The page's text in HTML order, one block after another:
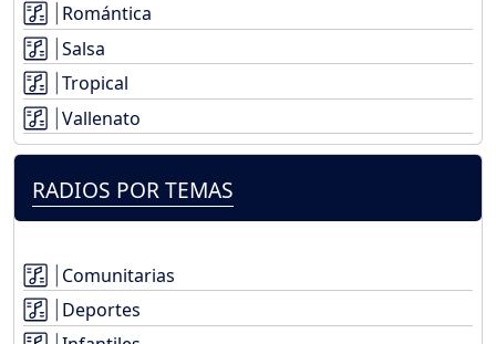
Romántica
Salsa
Tropical
Vallenato
RADIOS POR TEMAS
Comunitarias
Deportes